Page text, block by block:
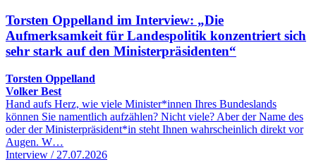
Torsten Oppelland im Interview: „Die
Aufmerksamkeit für Landespolitik konzentriert sich
sehr stark auf den Ministerpräsidenten“
Torsten Oppelland
Volker Best
Hand aufs Herz, wie viele Minister*innen Ihres Bundeslands
können Sie namentlich aufzählen? Nicht viele? Aber der Name des
oder der Ministerpräsident*in steht Ihnen wahrscheinlich direkt vor
Augen. W…
Interview / 27.07.2026